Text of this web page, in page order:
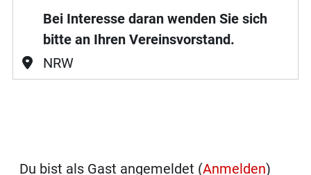
Bei Interesse daran wenden Sie sich
bitte an Ihren Vereinsvorstand.
NRW
Du bist als Gast angemeldet (Anmelden)